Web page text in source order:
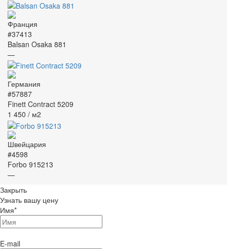
#37413
Balsan Osaka 881
—
#57887
Finett Contract 5209
1 450 / м2
#4598
Forbo 915213
—
Закрыть
Узнать вашу цену
Имя*
E-mail